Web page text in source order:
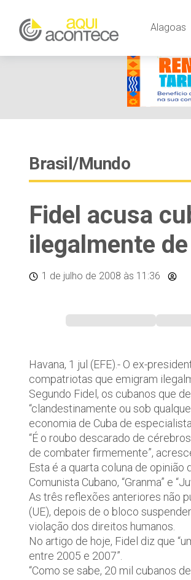
Alagoas
Brasil/Mundo
Fidel acusa
ilegalmente de
1 de julho de 2008 às 11:36
Havana, 1 jul (EFE).- O ex-
compatriotas que emigram
Segundo Fidel, os cubanos que
“clandestinamente ou sob
economia de Cuba de
“É o roubo descarado de
de combater firmemente”,
Esta é a quarta coluna de
Comunista Cubano, “Granma” e
As três reflexões anteriores não
(UE), depois de o bloco
violação dos direitos humanos.
No artigo de hoje, Fidel diz que
entre 2005 e 2007”.
“Como se sabe, 20 mil cubanos